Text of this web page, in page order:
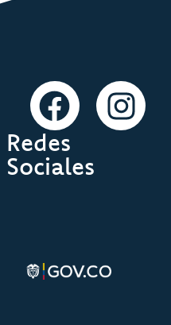
Redes
Sociales